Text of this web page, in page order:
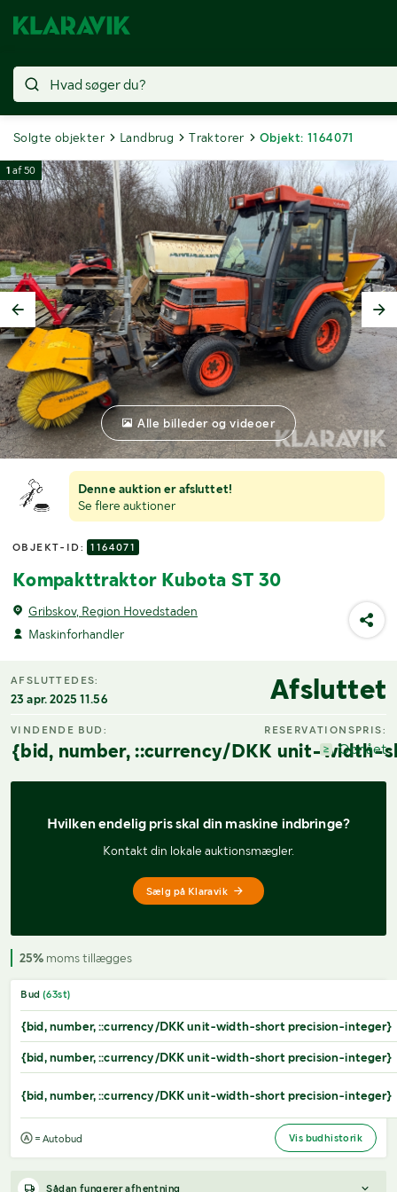
Solgte objekter Landbrug Traktorer Objekt: 1164071
Denne auktion er afsluttet!
Se flere auktioner
OBJEKT-ID: 1164071
Kompakttraktor Kubota ST 30
Gribskov, Region Hovedstaden
Maskinforhandler
1 af50
Alle billeder og videoer
AFSLUTTEDES:
23 apr. 2025 11.56 Afsluttet
VINDENDE BUD:
{bid, number, ::currency/DKK unit-width-
RESERVATIONSPRIS:
Opnået
Hvilken endelig pris skal din maskine indbringe?
Kontakt din lokale auktionsmægler.
Sælg på Klaravik
25% moms tillægges
Bud (63st)
{bid, number, ::currency/DKK unit-width-short precision-integer}
{bid, number, ::currency/DKK unit-width-short precision-integer}
{bid, number, ::currency/DKK unit-width-short precision-integer}
= Autobud Vis budhistorik
Sådan fungerer afhentning